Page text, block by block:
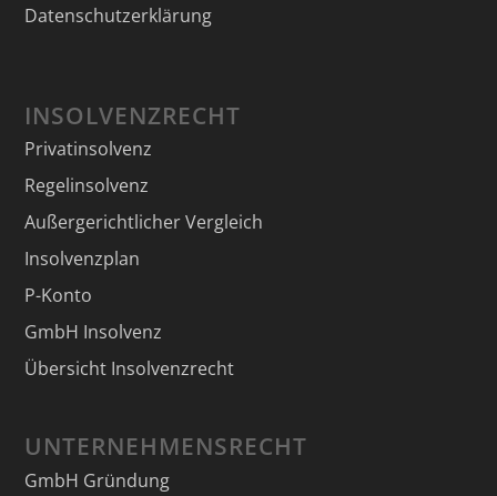
Datenschutzerklärung
INSOLVENZRECHT
Privatinsolvenz
Regelinsolvenz
Außergerichtlicher Vergleich
Insolvenzplan
P-Konto
GmbH Insolvenz
Übersicht Insolvenzrecht
UNTERNEHMENSRECHT
GmbH Gründung